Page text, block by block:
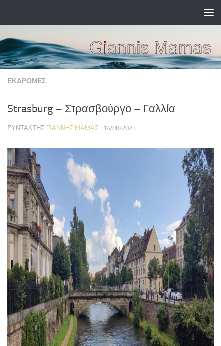
ΕΚΔΡΟΜΈΣ
Strasburg – Στρασβούργο – Γαλλία
ΣΥΝΤΆΚΤΗΣ ΓΙΆΝΝΗΣ ΜΑΜΆΣ · 14/08/2023